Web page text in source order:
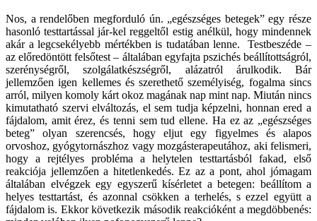
Nos, a rendelőben megforduló ún. „egészséges betegek” egy része
hasonló testtartással jár-kel reggeltől estig anélkül, hogy mindennek
akár a legcsekélyebb mértékben is tudatában lenne. Testbeszéde –
az előredöntött felsőtest – általában egyfajta pszichés beállítottságról,
szerénységről, szolgálatkészségről, alázatról árulkodik. Bár
jellemzően igen kellemes és szerethető személyiség, fogalma sincs
arról, milyen komoly kárt okoz magának nap mint nap. Miután nincs
kimutatható szervi elváltozás, el sem tudja képzelni, honnan ered a
fájdalom, amit érez, és tenni sem tud ellene. Ha ez az „egészséges
beteg” olyan szerencsés, hogy eljut egy figyelmes és alapos
orvoshoz, gyógytornászhoz vagy mozgásterapeutához, aki felismeri,
hogy a rejtélyes probléma a helytelen testtartásból fakad, első
reakciója jellemzően a hitetlenkedés. Ez az a pont, ahol jómagam
általában elvégzek egy egyszerű kísérletet a betegen: beállítom a
helyes testtartást, és azonnal csökken a terhelés, s ezzel együtt a
fájdalom is. Ekkor következik második reakcióként a megdöbbenés: